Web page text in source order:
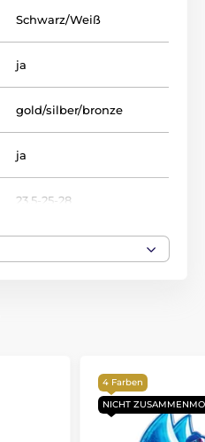
Schwarz/Weiß
ja
gold/silber/bronze
ja
23.5-25-28
4 Farben
NICHT